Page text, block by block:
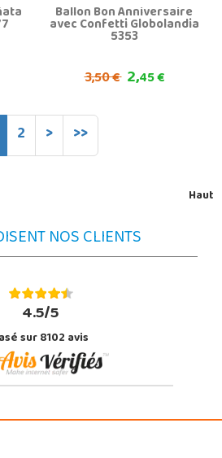
Ballon Bon Anniversaire
avec Confetti Globolandia
5353
3,50 € 2,45 €
2 > >>
Haut
NOS CLIENTS
4.5/5
sur 8102 avis